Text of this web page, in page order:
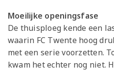
Moeilijke openingsfase
De thuisploeg kende een
waarin FC Twente hoog
met een serie voorzetten.
kwam het echter nog niet.